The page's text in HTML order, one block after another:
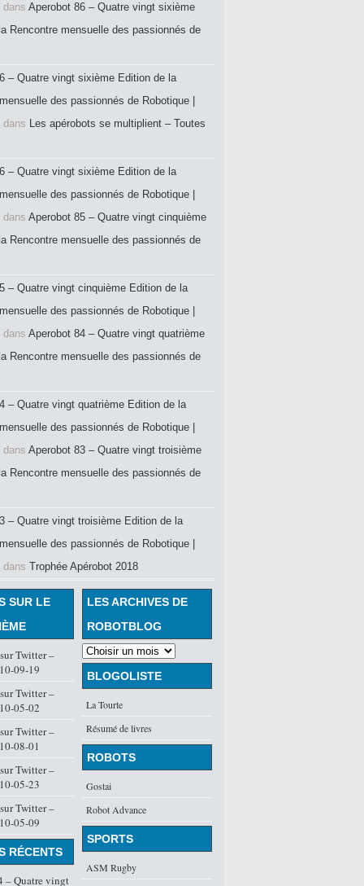
dans Aperobot 86 – Quatre vingt sixième
Rencontre mensuelle des passionnés de
– Quatre vingt sixième Edition de la
des passionnés de Robotique |
dans Les apérobots se multiplient – Toutes
– Quatre vingt sixième Edition de la
des passionnés de Robotique |
dans Aperobot 85 – Quatre vingt cinquième
Rencontre mensuelle des passionnés de
– Quatre vingt cinquième Edition de la
des passionnés de Robotique |
dans Aperobot 84 – Quatre vingt quatrième
Rencontre mensuelle des passionnés de
– Quatre vingt quatrième Edition de la
des passionnés de Robotique |
dans Aperobot 83 – Quatre vingt troisième
Rencontre mensuelle des passionnés de
– Quatre vingt troisième Edition de la
des passionnés de Robotique |
dans Trophée Apérobot 2018
LES ARCHIVES DE
ROBOTBLOG
BLOGOLISTE
La Tourte
Résumé de livres
ROBOTS
Gostai
Robot Advance
SPORTS
ASM Rugby
SUR LE
Twitter –
09-19
Twitter –
05-02
Twitter –
08-01
Twitter –
05-23
Twitter –
05-09
RÉCENTS
– Quatre vingt